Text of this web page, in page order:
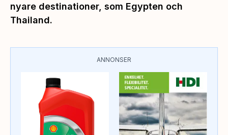
nyare destinationer, som Egypten och
Thailand.
ANNONSER